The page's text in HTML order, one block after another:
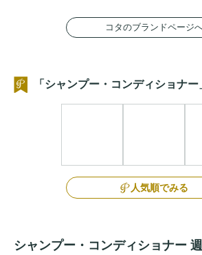
コタのブランドページ
「シャンプー・コンディショナ
人気順でみる
シャンプー・コンディショナー